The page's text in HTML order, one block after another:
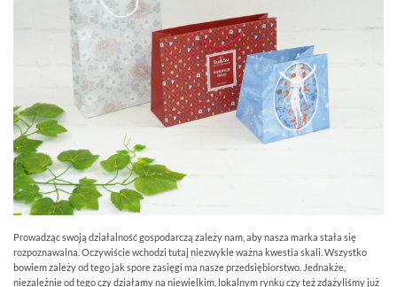
Prowadząc swoją działalność gospodarczą zależy nam, aby nasza marka stała się
rozpoznawalna. Oczywiście wchodzi tutaj niezwykle ważna kwestia skali. Wszystko
bowiem zależy od tego jak spore zasięgi ma nasze przedsiębiorstwo. Jednakże,
niezależnie od tego czy działamy na niewielkim, lokalnym rynku czy też zdążyliśmy już